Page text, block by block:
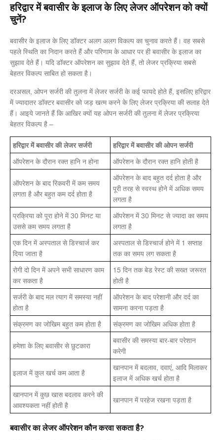
हरिद्वार में बवासीर के इलाज के लिए लेजर ऑपरेशन को क्यों
चुनें?
बवासीर के इलाज के लिए डॉक्टर अलग अलग विकल्प का चुनाव करते हैं। वह सबसे
पहले स्थिति का निदान करते हैं और परिणाम के आधार पर ही बवासीर के इलाज का
सुझाव देते हैं। यदि डॉक्टर ऑपरेशन का सुझाव देते हैं, तो लेजर प्रक्रिया सबसे
बेहतर विकल्प साबित हो सकता है।
दरअसल, ओपन सर्जरी की तुलना में लेजर सर्जरी के कई फायदे होते हैं, इसलिए हरिद्वार
में ज्यादातर डॉक्टर बवासीर को जड़ खत्म करने के लिए लेजर प्रक्रिया की सलाह देते
हैं। आइये जानते हैं कि आखिर क्यों यह ओपन सर्जरी की तुलना में लेजर प्रक्रिया
बेहतर विकल्प है –
हरिद्वार में बवासीर की लेजर सर्जरी
हरिद्वार में बवासीर की ओपन सर्जरी
ऑपरेशन के दौरान रक्त हानि न होना
ऑपरेशन के दौरान रक्त हानि होती है
ऑपरेशन के बाद रिकवरी में कम समय
लगता है और बहुत कम दर्द होता है
ऑपरेशन के बाद बहुत दर्द होता है और
पूरी तरह से स्वस्थ होने में अधिक समय
लगता है
प्रक्रिया को पूरा होने में 30 मिनट या
उससे कम समय लगता है
ऑपरेशन में 30 मिनट से ज्यादा का समय
लगता है
एक दिन में अस्पताल से डिस्चार्ज कर
दिया जाता है
अस्पताल से डिस्चार्ज होने में 1 सप्ताह
तक का समय लग सकता है
रोगी दो दिन में अपने सभी साधारण काम
कर सकता है
15 दिन तक बेड रेस्ट की सख्त जरूरत
होती है
सर्जरी के बाद मल त्याग में समस्या नहीं
होता है
ऑपरेशन के बाद परेशानी और दर्द का
सामना करना पड़ता है
संक्रमण का जोखिम बहुत कम होता है
संक्रमण का जोखिम अधिक होता है
हमेशा के लिए बवासीर से छुटकारा
बवासीर की समस्या बार-बार परेशान
करेगी
इलाज में कुल खर्च कम आता है
खानपान में बदलाव, दवाएं, आदि मिलाकर
इलाज में अधिक खर्च होता है
खानपान में कुछ खास बदलाव करने की
आवश्यकता नहीं होती है
खानपान में परहेज रखना पड़ता है
बवासीर का लेजर ऑपरेशन कौन करवा सकता है?